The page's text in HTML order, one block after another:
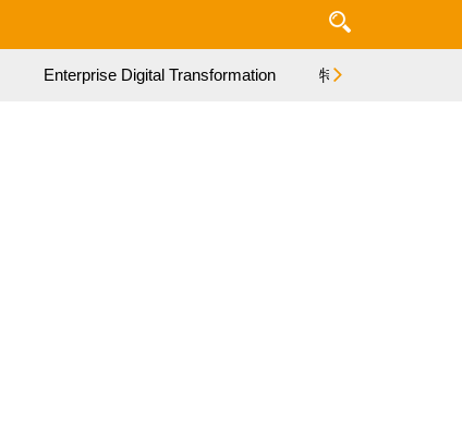
Enterprise Digital Transformation 特集